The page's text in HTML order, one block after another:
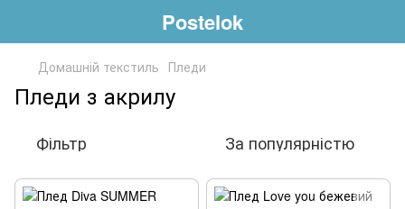
Postelok
Домашній текстиль Пледи
Пледи з акрилу
Фільтр За популярністю